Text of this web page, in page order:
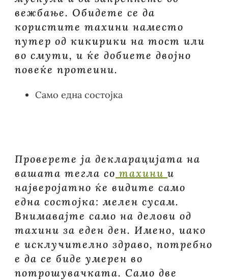
вежбање. Обидете се да
користите тахини наместо
путер од кикирики на тост или
во смути, и ќе добиете двојно
повеќе протеини.
Само една состојка
Проверете ја декларацијата на
вашата тегла со тахини и
најверојатно ќе видите само
една состојка: мелен сусам.
Внимавајте само на делови од
тахини за еден ден. Имено, иако
е исклучително здраво, потребно
е да се биде умерен во
потрошувачката. Само две